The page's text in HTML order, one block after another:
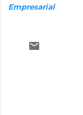
Empresarial